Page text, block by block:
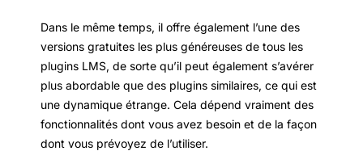
Dans le même temps, il offre également l’une des
versions gratuites les plus généreuses de tous les
plugins LMS, de sorte qu’il peut également s’avérer
plus abordable que des plugins similaires, ce qui est
une dynamique étrange. Cela dépend vraiment des
fonctionnalités dont vous avez besoin et de la façon
dont vous prévoyez de l’utiliser.